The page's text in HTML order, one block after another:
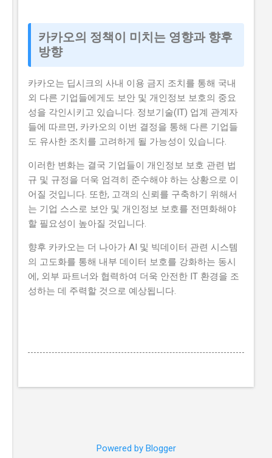
카카오의 정책이 미치는 영향과 향후
방향
카카오는 딥시크의 사내 이용 금지 조치를 통해 국내
외 다른 기업들에게도 보안 및 개인정보 보호의 중요
성을 각인시키고 있습니다. 정보기술(IT) 업계 관계자
들에 따르면, 카카오의 이번 결정을 통해 다른 기업들
도 유사한 조치를 고려하게 될 가능성이 있습니다.
이러한 변화는 결국 기업들이 개인정보 보호 관련 법
규 및 규정을 더욱 엄격히 준수해야 하는 상황으로 이
어질 것입니다. 또한, 고객의 신뢰를 구축하기 위해서
는 기업 스스로 보안 및 개인정보 보호를 전면화해야
할 필요성이 높아질 것입니다.
향후 카카오는 더 나아가 AI 및 빅데이터 관련 시스템
의 고도화를 통해 내부 데이터 보호를 강화하는 동시
에, 외부 파트너와 협력하여 더욱 안전한 IT 환경을 조
성하는 데 주력할 것으로 예상됩니다.
Powered by Blogger